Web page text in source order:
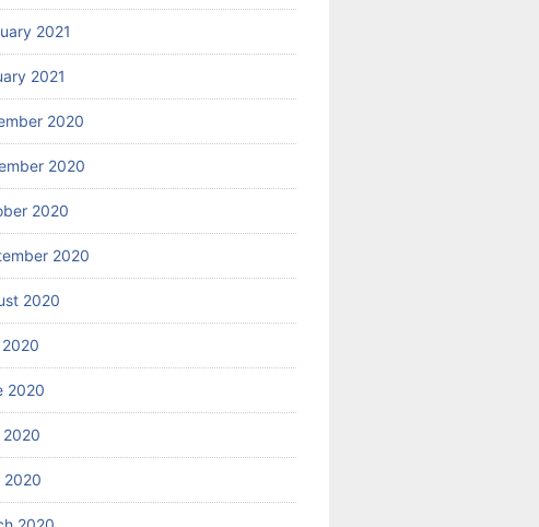
2021
2021
2020
2020
2020
2020
2020
2020
2020
2020